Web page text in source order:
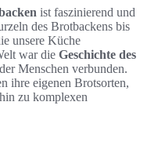
ist faszinierend und
des Brotbackens bis
unsere Küche
war die Geschichte des
Menschen verbunden.
ihre eigenen Brotsorten,
zu komplexen